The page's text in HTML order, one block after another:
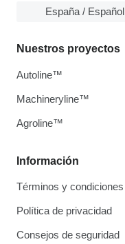
España / Español
Información
Términos y condiciones
Política de privacidad
Consejos de seguridad
Nuestros proyectos
Autoline™
Machineryline™
Agroline™